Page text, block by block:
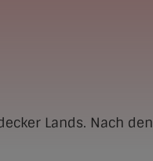
Lands. Nach den